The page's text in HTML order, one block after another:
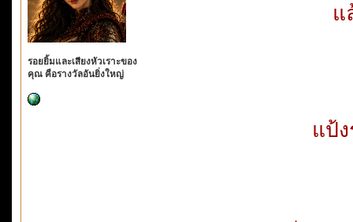
รอยยิ้มและเสียงหัวเราะของ
คุณ คือรางวัลอันยิ่งใหญ่
แ
แป้